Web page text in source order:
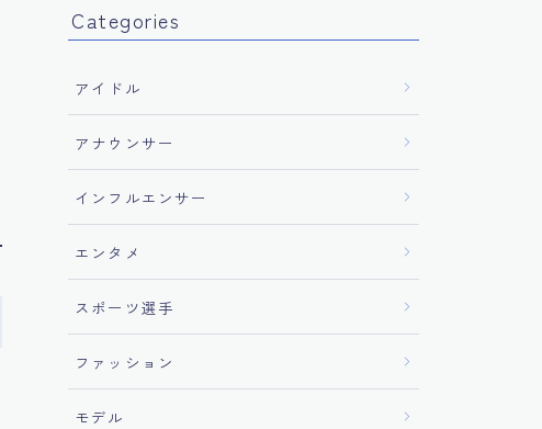
Categories
アイドル
アナウンサー
インフルエンサー
エンタメ
スポーツ選手
ファッション
モデル